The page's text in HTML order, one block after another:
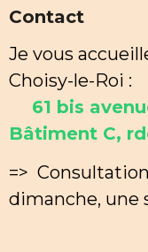
Contact
Je vous
Choisy-le-Roi :
61 bis
Bâtiment C,
=>
dimanche, une